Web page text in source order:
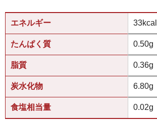
エネルギー 33kcal
たんぱく質 0.50g
脂質 0.36g
炭水化物 6.80g
食塩相当量 0.02g